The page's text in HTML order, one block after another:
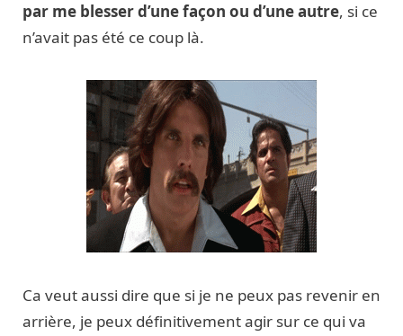
par me blesser d’une façon ou d’une autre, si ce
n’avait pas été ce coup là.
Ca veut aussi dire que si je ne peux pas revenir en
arrière, je peux définitivement agir sur ce qui va